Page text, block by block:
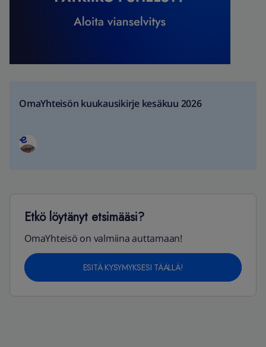
OmaYhteisön kuukausikirje kesäkuu 2026
Etkö löytänyt etsimääsi?
OmaYhteisö on valmiina auttamaan!
ESITÄ KYSYMYKSESI TÄÄLLÄ!